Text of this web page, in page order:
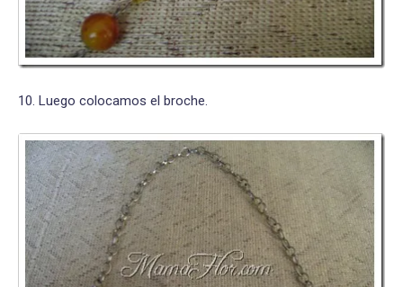
10. Luego colocamos el broche.